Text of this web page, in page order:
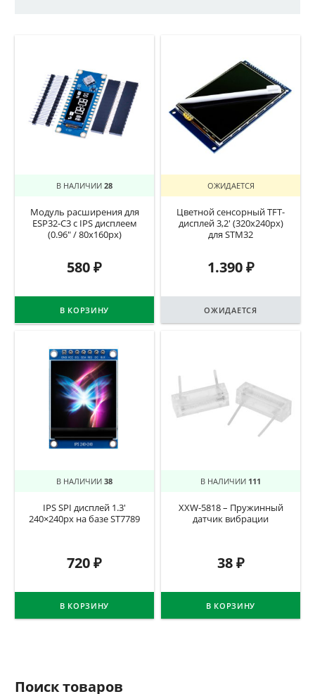
В НАЛИЧИИ 28
Модуль расширения для
ESP32-C3 с IPS дисплеем
(0.96″ / 80x160px)
580₽
В КОРЗИНУ
ОЖИДАЕТСЯ
Цветной сенсорный TFT-
дисплей 3,2′ (320x240px)
для STM32
1.390₽
ОЖИДАЕТСЯ
В НАЛИЧИИ 38
IPS SPI дисплей 1.3′
240×240px на базе ST7789
720₽
В КОРЗИНУ
В НАЛИЧИИ 111
XXW-5818 – Пружинный
датчик вибрации
38₽
В КОРЗИНУ
Поиск товаров